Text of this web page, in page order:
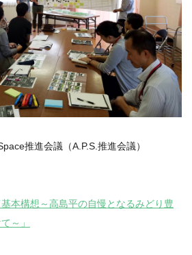
推進会議（A.P.S.推進会議）
基本構想～高島平の自慢となるみどり豊
～」